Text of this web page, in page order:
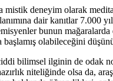
deneyim olarak
dair kanıtlar 7.000
bunun
başlamış olabileceğini
bilimsel ilginin de odak
niteliğinde olsa da,